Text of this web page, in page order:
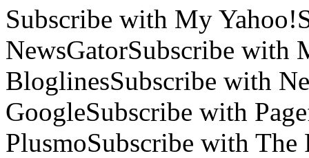
Subscribe with My Yahoo!
NewsGatorSubscribe with
BloglinesSubscribe with
GoogleSubscribe with
PlusmoSubscribe with The